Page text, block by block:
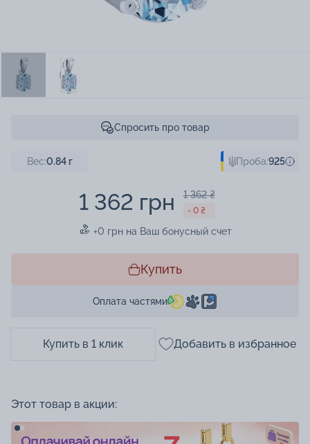
Спросить про товар
Вес:0.84г Проба:925
1 362 грн 1 362 ₴
- 0 ₴
+0 грн на Ваш бонусный счет
Купить
Оплата частями
Купить в 1 клик Добавить в избранное
Этот товар в акции: